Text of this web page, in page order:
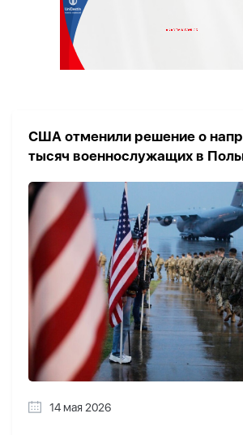
США отменили решение о
тысяч военнослужащих в
14 мая 2026